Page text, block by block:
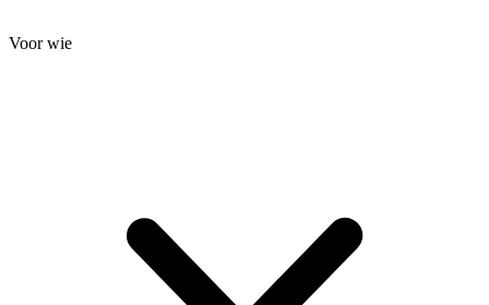
Voor wie